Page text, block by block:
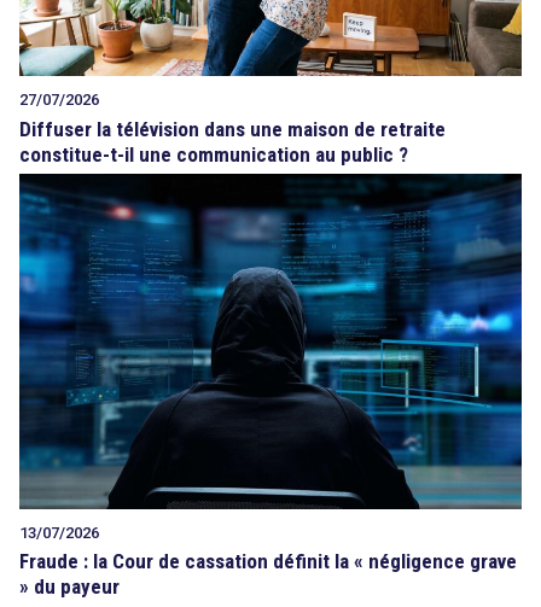
27/07/2026
Diffuser la télévision dans une maison de retraite
constitue-t-il une communication au public ?
13/07/2026
Fraude : la Cour de cassation définit la « négligence grave
» du payeur